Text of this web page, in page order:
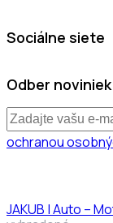
Sociálne siete
1
Odber noviniek
ochranou
JAKUB | Auto –